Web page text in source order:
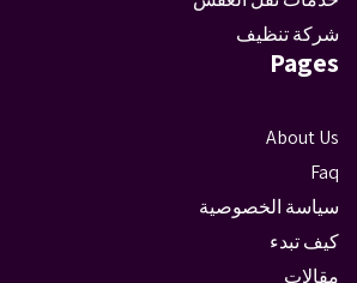
شركة تنظيف
Pages
About Us
Faq
سياسة الخصوصية
كيف تبدء
مقالات